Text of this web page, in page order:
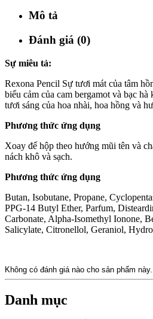
Mô tả
Đánh giá (0)
Sự miêu tả:
Rexona Pencil Sự tươi mát của tâm
biểu cảm của cam bergamot và bạc
tươi sáng của hoa nhài, hoa hồng và
Phương thức ứng dụng
Xoay đế hộp theo hướng mũi tên và
nách khô và sạch.
Phương thức ứng dụng
Butan, Isobutane, Propane,
PPG-14 Butyl Ether, Parfum,
Carbonate, Alpha-Isomethyl Ionone,
Salicylate, Citronellol, Geraniol,
Không có đánh giá nào cho sản phẩm này.
Danh mục